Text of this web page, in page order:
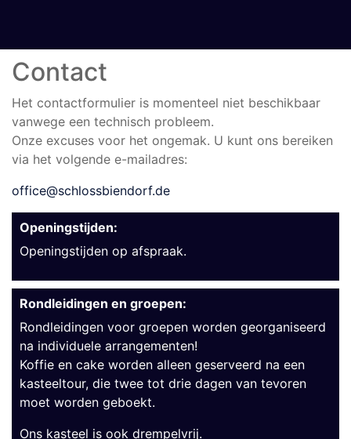
Contact
Het contactformulier is momenteel niet beschikbaar
vanwege een technisch probleem.
Onze excuses voor het ongemak. U kunt ons bereiken
via het volgende e-mailadres:
office@schlossbiendorf.de
Openingstijden:
Openingstijden op afspraak.
Rondleidingen en groepen:
Rondleidingen voor groepen worden georganiseerd
na individuele arrangementen!
Koffie en cake worden alleen geserveerd na een
kasteeltour, die twee tot drie dagen van tevoren
moet worden geboekt.
Ons kasteel is ook drempelvrij.